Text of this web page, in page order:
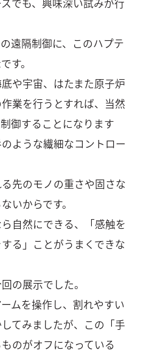
遠隔制御に、このハプテ
す。
や宇宙、はたまた原子炉
業を行うとすれば、当然
御することになります
ような繊細なコントロー
先のモノの重さや固さな
いからです。
自然にできる、「感触を
る」ことがうまくできな
の展示でした。
ムを操作し、割れやすい
てみましたが、この「手
のがオフになっている